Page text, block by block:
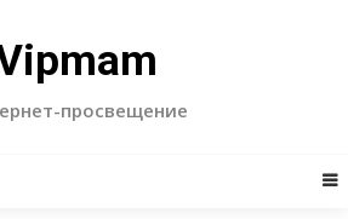
просвещение